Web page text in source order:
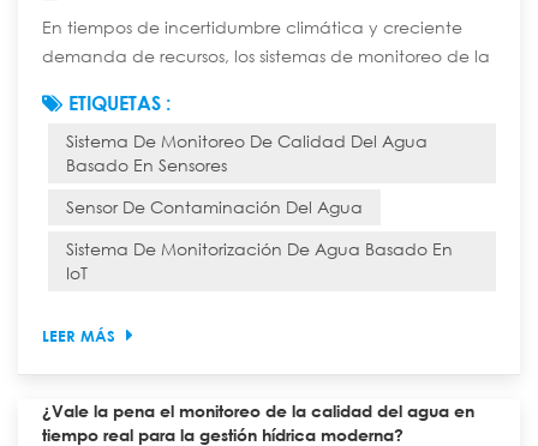
En tiempos de incertidumbre climática y creciente
demanda de recursos, los sistemas de monitoreo de la
lujo. Los sensores inteligentes modernos de calidad del
agua, especialmente aquellos que utilizan potentes
redes de sensores LoRaWAN, proporcionan la
inteligencia continua y práctica necesaria para
ETIQUETAS :
Sistema De Monitoreo De Calidad Del Agua
Basado En Sensores
Sensor De Contaminación Del Agua
Sistema De Monitorización De Agua Basado En
IoT
LEER MÁS
¿Vale la pena el monitoreo de la calidad del agua en
tiempo real para la gestión hídrica moderna?